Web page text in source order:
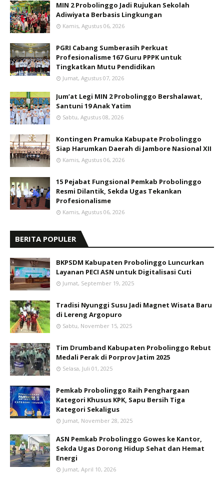
MIN 2 Probolinggo Jadi Rujukan Sekolah
Adiwiyata Berbasis Lingkungan
Kamis, Agustus 06, 2026
PGRI Cabang Sumberasih Perkuat
Profesionalisme 167 Guru PPPK untuk
Tingkatkan Mutu Pendidikan
Jumat, Agustus 07, 2026
Jum’at Legi MIN 2 Probolinggo Bershalawat,
Santuni 19 Anak Yatim
Sabtu, Agustus 08, 2026
Kontingen Pramuka Kabupate Probolinggo
Siap Harumkan Daerah di Jambore Nasional XII
Kamis, Agustus 06, 2026
15 Pejabat Fungsional Pemkab Probolinggo
Resmi Dilantik, Sekda Ugas Tekankan
Profesionalisme
Kamis, Agustus 06, 2026
BERITA POPULER
BKPSDM Kabupaten Probolinggo Luncurkan
Layanan PECI ASN untuk Digitalisasi Cuti
Jumat, September 19, 2025
Tradisi Nyunggi Susu Jadi Magnet Wisata Baru
di Lereng Argopuro
Sabtu, November 15, 2025
Tim Drumband Kabupaten Probolinggo Rebut
Medali Perak di Porprov Jatim 2025
Selasa, Juli 01, 2025
Pemkab Probolinggo Raih Penghargaan
Kategori Khusus KPK, Sapu Bersih Tiga
Kategori Sekaligus
Jumat, November 28, 2025
ASN Pemkab Probolinggo Gowes ke Kantor,
Sekda Ugas Dorong Hidup Sehat dan Hemat
Energi
Jumat, April 10, 2026